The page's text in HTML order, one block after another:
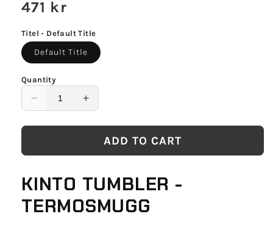
Regular
471 kr
Titel - Default Title
Default Title
Quantity
Decrease
for
Tumbler
500ml
Increase
for
Kinto
Tumbler
500ml
ADD TO CART
KINTO TUMBLER -
TERMOSMUGG